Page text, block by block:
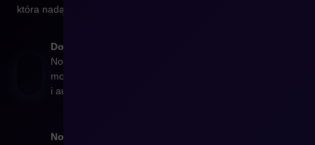
która nadąża za Twoim biznesem.
Dostosowanie do indywidualnych potrzeb
Nowy sklep nie musi być kopią poprzedniego –
możemy zaprojektować go od nowa, uwzględniając UX
i automatyzację procesów.
Nowoczesna technologia pozwalająca na